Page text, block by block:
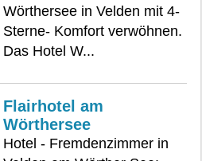
Wörthersee in Velden mit 4-
Sterne- Komfort verwöhnen.
Das Hotel W...
Flairhotel am
Wörthersee
Hotel - Fremdenzimmer in